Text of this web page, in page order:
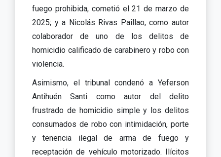
fuego prohibida, cometió el 21 de marzo de
2025; y a Nicolás Rivas Paillao, como autor
colaborador de uno de los delitos de
homicidio calificado de carabinero y robo con
violencia.
Asimismo, el tribunal condenó a Yeferson
Antihuén Santi como autor del delito
frustrado de homicidio simple y los delitos
consumados de robo con intimidación, porte
y tenencia ilegal de arma de fuego y
receptación de vehículo motorizado. Ilícitos